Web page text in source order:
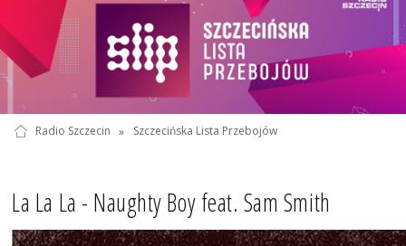
Radio Szczecin » Szczecińska Lista Przebojów
La La La - Naughty Boy feat. Sam Smith